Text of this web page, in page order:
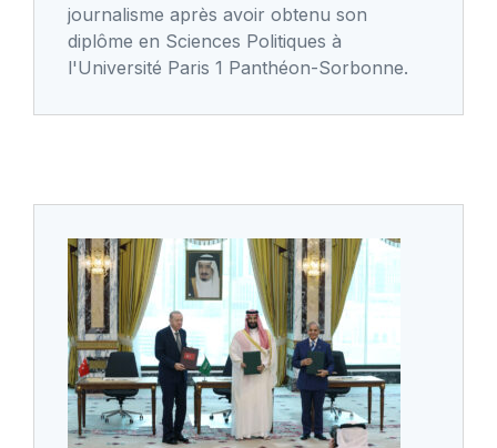
journalisme après avoir obtenu son
diplôme en Sciences Politiques à
l'Université Paris 1 Panthéon-Sorbonne.